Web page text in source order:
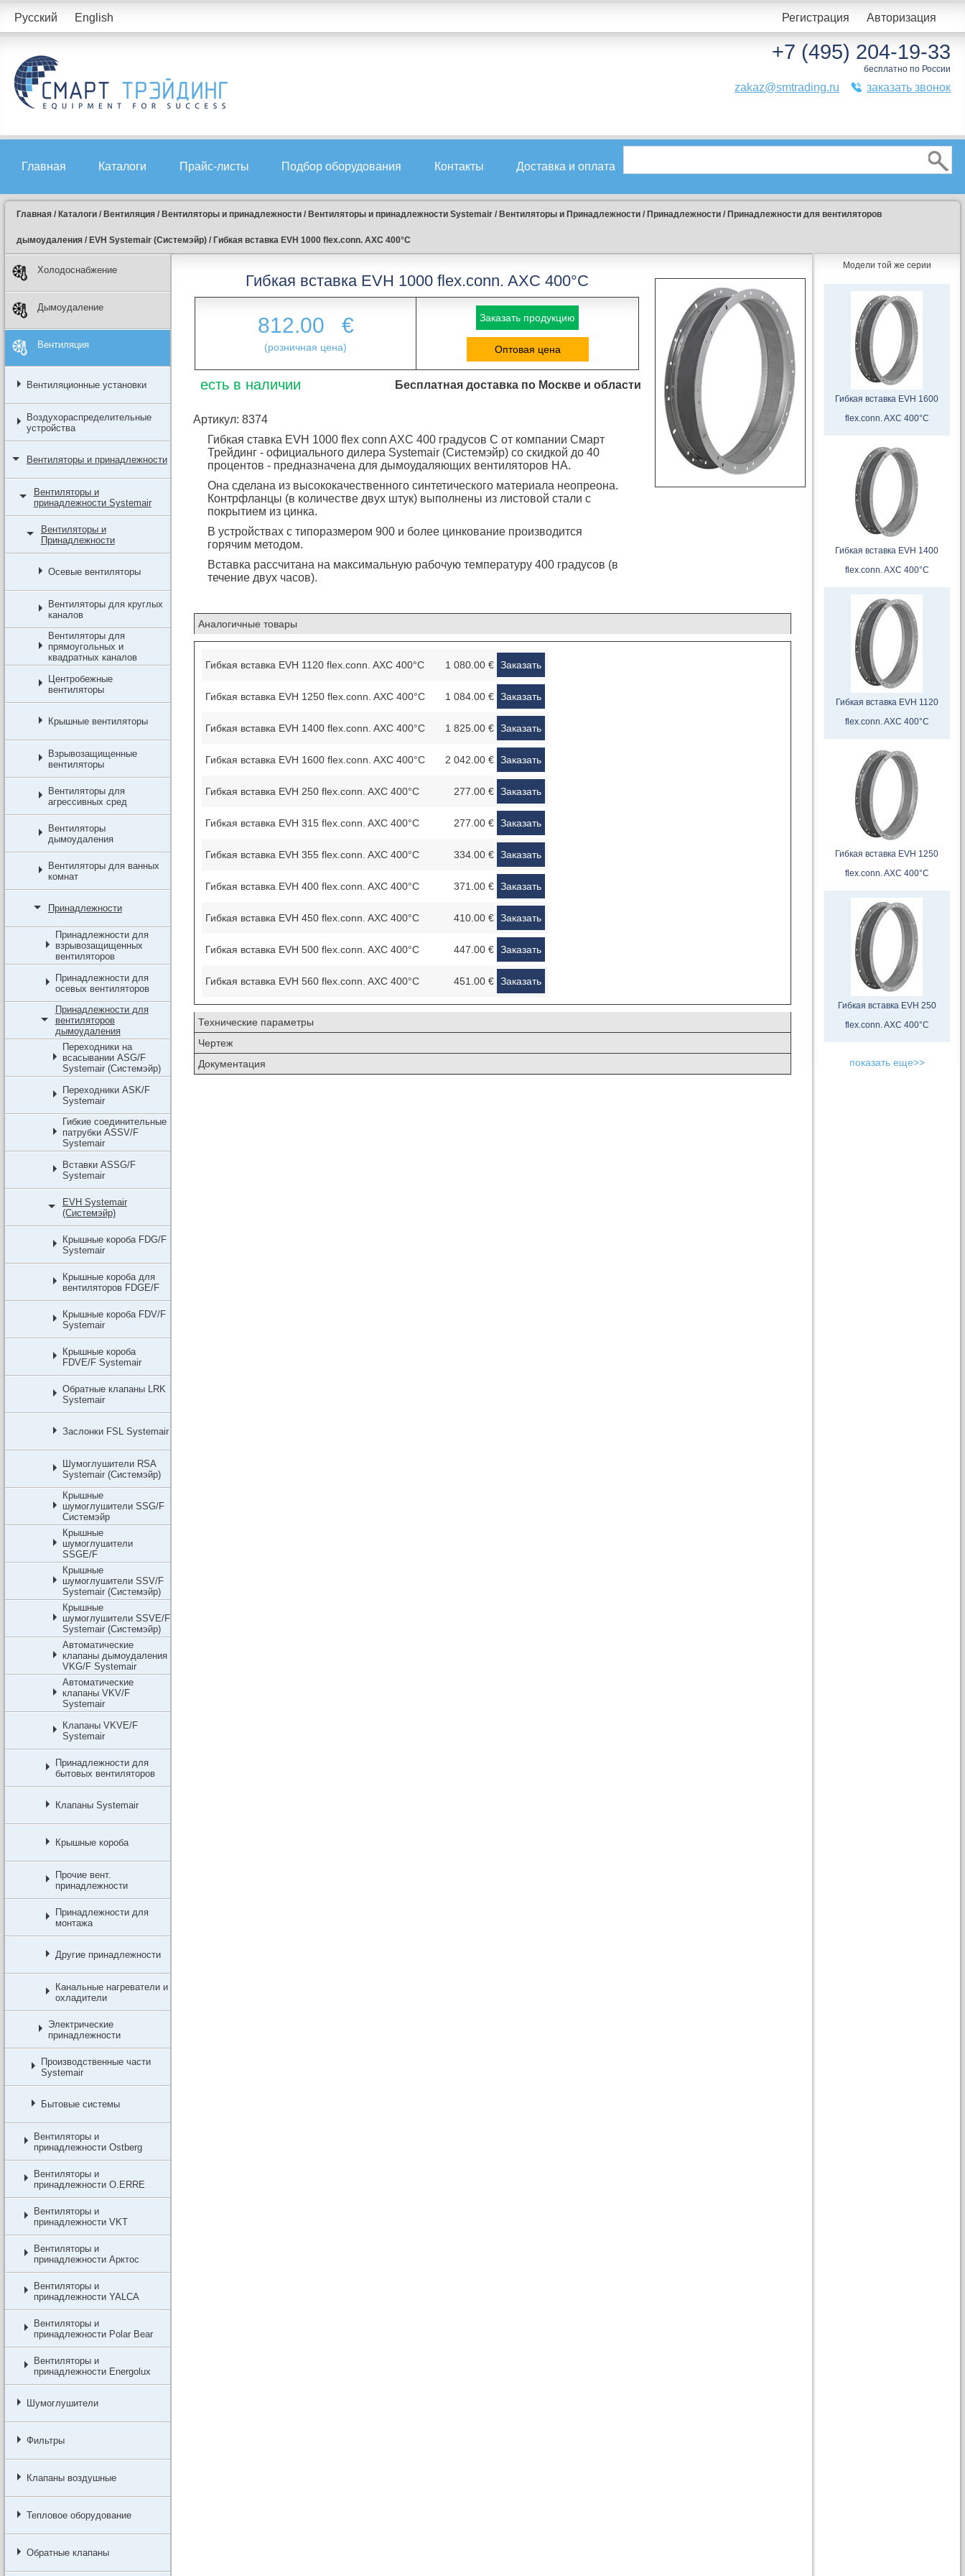
Русский English Регистрация Авторизация
+7 (495) 204-19-33
бесплатно по России
zakaz@smtrading.ru заказать звонок
Главная Каталоги Прайс-листы Подбор оборудования Контакты Доставка и оплата
Главная / Каталоги / Вентиляция / Вентиляторы и принадлежности / Вентиляторы и принадлежности Systemair / Вентиляторы и Принадлежности / Принадлежности / Принадлежности для вентиляторов
дымоудаления / EVH Systemair (Системэйр) / Гибкая вставка EVH 1000 flex.conn. AXC 400°C
Холодоснабжение
Дымоудаление
Вентиляция
Вентиляционные установки
Воздухораспределительные
устройства
Вентиляторы и принадлежности
Вентиляторы и
принадлежности Systemair
Вентиляторы и
Принадлежности
Осевые вентиляторы
Вентиляторы для круглых
каналов
Вентиляторы для
прямоугольных и
квадратных каналов
Центробежные
вентиляторы
Крышные вентиляторы
Взрывозащищенные
вентиляторы
Вентиляторы для
агрессивных сред
Вентиляторы
дымоудаления
Вентиляторы для ванных
комнат
Принадлежности
Принадлежности для
взрывозащищенных
вентиляторов
Принадлежности для
осевых вентиляторов
Принадлежности для
вентиляторов
дымоудаления
Переходники на
всасывании ASG/F
Systemair (Системэйр)
Переходники ASK/F
Systemair
Гибкие соединительные
патрубки ASSV/F
Systemair
Вставки ASSG/F
Systemair
EVH Systemair
(Системэйр)
Крышные короба FDG/F
Systemair
Крышные короба для
вентиляторов FDGE/F
Крышные короба FDV/F
Systemair
Крышные короба
FDVE/F Systemair
Обратные клапаны LRK
Systemair
Заслонки FSL Systemair
Шумоглушители RSA
Systemair (Системэйр)
Крышные
шумоглушители SSG/F
Системэйр
Крышные
шумоглушители
SSGE/F
Крышные
шумоглушители SSV/F
Systemair (Системэйр)
Крышные
шумоглушители SSVE/F
Systemair (Системэйр)
Автоматические
клапаны дымоудаления
VKG/F Systemair
Автоматические
клапаны VKV/F
Systemair
Клапаны VKVE/F
Systemair
Принадлежности для
бытовых вентиляторов
Клапаны Systemair
Крышные короба
Прочие вент.
принадлежности
Принадлежности для
монтажа
Другие принадлежности
Канальные нагреватели и
охладители
Электрические
принадлежности
Производственные части
Systemair
Бытовые системы
Вентиляторы и
принадлежности Ostberg
Вентиляторы и
принадлежности O.ERRE
Вентиляторы и
принадлежности VKT
Вентиляторы и
принадлежности Арктос
Вентиляторы и
принадлежности YALCA
Вентиляторы и
принадлежности Polar Bear
Вентиляторы и
принадлежности Energolux
Шумоглушители
Фильтры
Клапаны воздушные
Тепловое оборудование
Обратные клапаны
Гибкая вставка EVH 1000 flex.conn. AXC 400°C
812.00 €
(розничная цена)
Заказать продукцию
Оптовая цена
есть в наличии Бесплатная доставка по Москве и области
Артикул: 8374
Гибкая ставка EVH 1000 flex conn AXC 400 градусов C от компании Смарт
Трейдинг - официального дилера Systemair (Системэйр) со скидкой до 40
процентов - предназначена для дымоудаляющих вентиляторов НА.
Она сделана из высококачественного синтетического материала неопреона.
Контрфланцы (в количестве двух штук) выполнены из листовой стали с
покрытием из цинка.
В устройствах с типоразмером 900 и более цинкование производится
горячим методом.
Вставка рассчитана на максимальную рабочую температуру 400 градусов (в
течение двух часов).
Аналогичные товары
Гибкая вставка EVH 1120 flex.conn. AXC 400°C 1 080.00 € Заказать
Гибкая вставка EVH 1250 flex.conn. AXC 400°C 1 084.00 € Заказать
Гибкая вставка EVH 1400 flex.conn. AXC 400°C 1 825.00 € Заказать
Гибкая вставка EVH 1600 flex.conn. AXC 400°C 2 042.00 € Заказать
Гибкая вставка EVH 250 flex.conn. AXC 400°C 277.00 € Заказать
Гибкая вставка EVH 315 flex.conn. AXC 400°C 277.00 € Заказать
Гибкая вставка EVH 355 flex.conn. AXC 400°C 334.00 € Заказать
Гибкая вставка EVH 400 flex.conn. AXC 400°C 371.00 € Заказать
Гибкая вставка EVH 450 flex.conn. AXC 400°C 410.00 € Заказать
Гибкая вставка EVH 500 flex.conn. AXC 400°C 447.00 € Заказать
Гибкая вставка EVH 560 flex.conn. AXC 400°C 451.00 € Заказать
Технические параметры
Чертеж
Документация
Модели той же серии
Гибкая вставка EVH 1600
flex.conn. AXC 400°C
Гибкая вставка EVH 1400
flex.conn. AXC 400°C
Гибкая вставка EVH 1120
flex.conn. AXC 400°C
Гибкая вставка EVH 1250
flex.conn. AXC 400°C
Гибкая вставка EVH 250
flex.conn. AXC 400°C
показать еще>>